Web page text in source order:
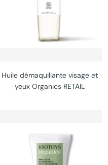
Huile démaquillante visage et
yeux Organics RETAIL